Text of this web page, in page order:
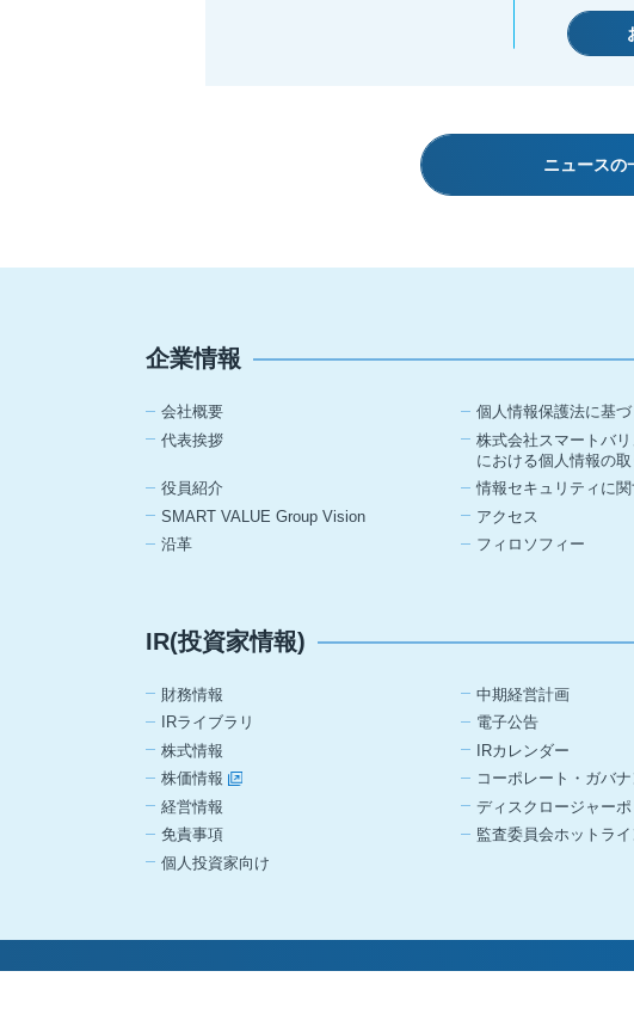
ニュースの
企業情報
会社概要
個人情報保護法に基
代表挨拶
株式会社スマートバ
における個人情報の
役員紹介
情報セキュリティに
SMART VALUE Group Vision
アクセス
沿革
フィロソフィー
IR(投資家情報)
財務情報
中期経営計画
IRライブラリ
電子公告
株式情報
IRカレンダー
株価情報
コーポレート・ガバ
経営情報
ディスクロージャー
免責事項
監査委員会ホットライ
個人投資家向け